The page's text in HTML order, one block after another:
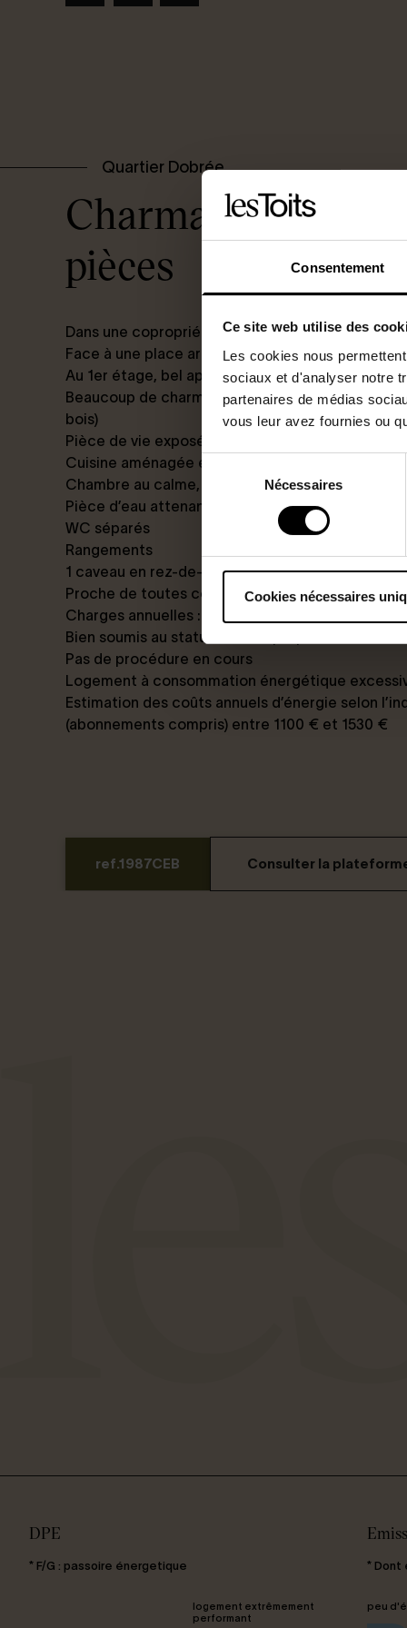
Consentement
Ce site web utilise des
Les cookies nous
sociaux et d'analyser notre
partenaires de médias
vous leur avez fournies ou
Sélection
consentement
Nécessaires
Cookies nécessaires
Quartier Dobrée
Charmant
pièces
Dans une copropriété ancienne
Face à une place arborée, en retrait de la rue
Au 1er étage, bel appartement 2 pièces d’une
Beaucoup de charme (parquet, cheminée,
bois)
Pièce de vie exposée sud, sans vis-à-vis
Cuisine aménagée et équipée
Chambre au calme, sur cour bien tenue
Pièce d’eau attenante rénovée
WC séparés
Rangements
1 caveau en rez-de-chaussée
Proche de toutes commodités, commerces et
Charges annuelles : 924 euros
Bien soumis au statut de la copropriété : 15 lots
Pas de procédure en cours
Logement à consommation énergétique
Estimation des coûts annuels d’énergie selon
(abonnements compris) entre 1100 € et 1530 €
ref.1987CEB Consulter la
DPE
* F/G : passoire énergetique
logement extrêmement
performant
* Dont
peu